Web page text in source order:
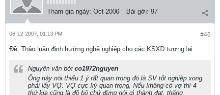
Tham gia ngày: Oct 2006 Bài gởi: 97
#46
06-12-2007, 01:13 PM
Ðề: Thảo luận định hướng nghề nghiệp cho các KSXD tương lai .
Nguyên văn bởi co1972nguyen
Ông này nói thiếu 1 ý rất quan trọng đó là SV tốt nghiệp xong
phải lấy VỢ. VỢ cực kỳ quan trọng, Nếu không có vợ thì 4
thứ kia cũng là đồ bỏ chứ đừng nói gì thành đạt, thăng